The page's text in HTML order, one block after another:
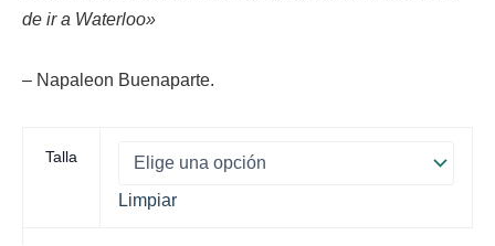
era:
es:
de ir a Waterloo»
– Napaleon Buenaparte.
Talla
Limpiar